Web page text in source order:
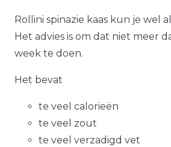
Rollini spinazie kaas kun je wel
Het advies is om dat niet meer
week te doen.
Het bevat
te veel calorieën
te veel zout
te veel verzadigd vet